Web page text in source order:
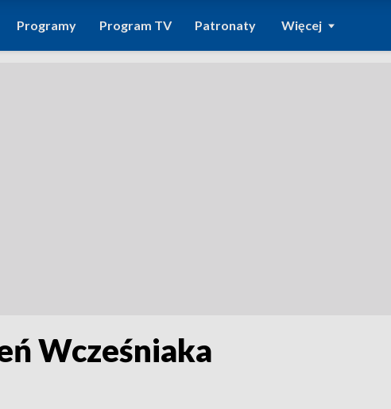
Programy Program TV Patronaty Więcej
Wcześniaka